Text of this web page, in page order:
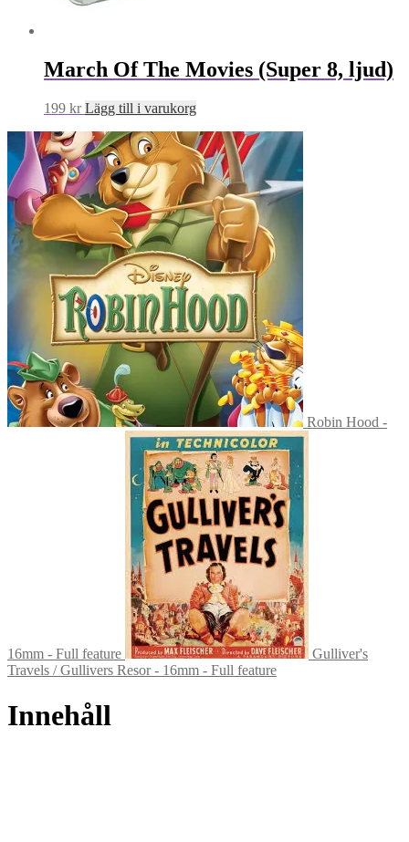
March Of The Movies (Super 8, ljud)
199 kr Lägg till i varukorg
Robin Hood -
16mm - Full feature
Gulliver's
Travels / Gullivers Resor - 16mm - Full feature
Innehåll